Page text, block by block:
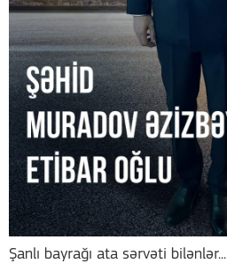
Şanlı bayrağı ata sərvəti bilənlər...